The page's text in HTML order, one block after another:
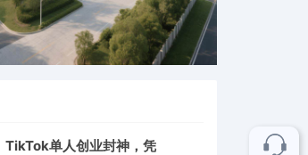
TikTok单人创业封神，凭